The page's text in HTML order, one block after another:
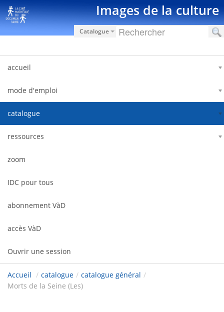
Saut au contenu Images de la culture
Catalogue
accueil
mode d'emploi
catalogue
ressources
zoom
IDC pour tous
abonnement VàD
accès VàD
Ouvrir une session
Accueil / catalogue / catalogue général /
Morts de la Seine (Les)